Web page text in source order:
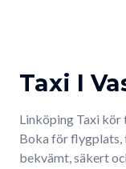
Taxi I
Linköping Taxi kör
Boka för flygplats,
bekvämt, säkert